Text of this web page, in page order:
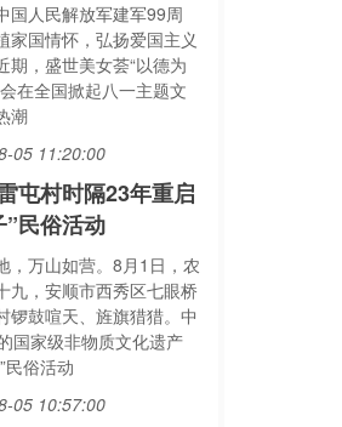
国人民解放军建军99周
家国情怀，弘扬爱国主义
期，盛世美女荟“以德为
在全国掀起八一主题文
潮
05 11:20:00
屯村时隔23年重启
”民俗活动
，万山如营。8月1日，农
九，安顺市西秀区七眼桥
锣鼓喧天、旌旗猎猎。中
国家级非物质文化遗产
民俗活动
05 10:57:00